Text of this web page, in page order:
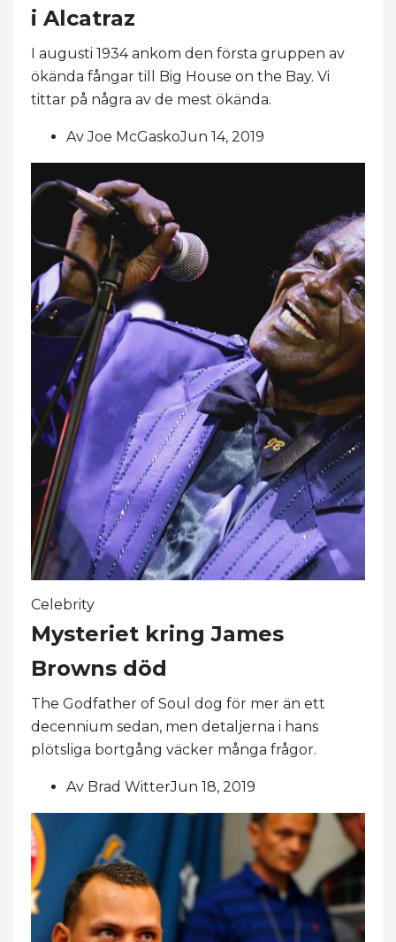
i Alcatraz
I augusti 1934 ankom den första gruppen av
ökända fångar till Big House on the Bay. Vi
tittar på några av de mest ökända.
Av Joe McGaskoJun 14, 2019
Celebrity
Mysteriet kring James
Browns död
The Godfather of Soul dog för mer än ett
decennium sedan, men detaljerna i hans
plötsliga bortgång väcker många frågor.
Av Brad WitterJun 18, 2019